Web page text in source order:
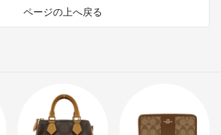
ページの上へ戻る